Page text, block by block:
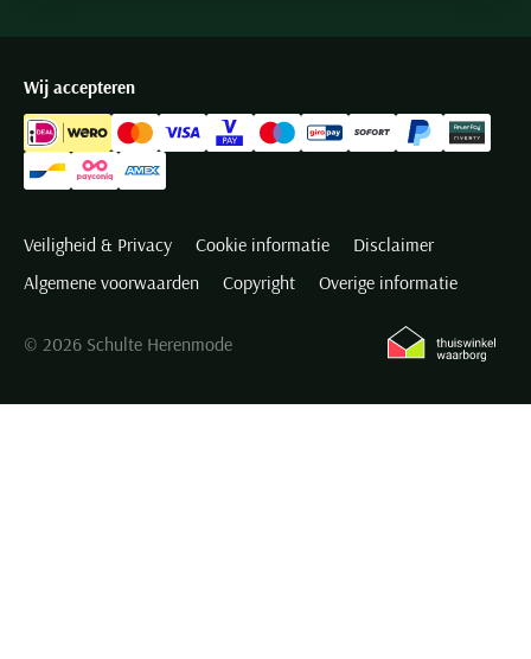
Wij accepteren
Veiligheid & Privacy Cookie informatie
Disclaimer
Algemene voorwaarden
Copyright Overige informatie
© 2026 Schulte Herenmode